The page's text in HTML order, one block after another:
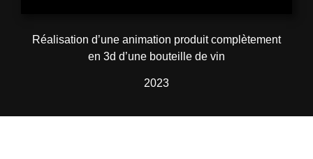
Réalisation d’une animation produit complètement
en 3d d’une bouteille de vin
2023